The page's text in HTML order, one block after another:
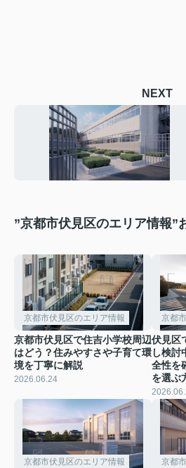
NEXT
”京都市伏見区のエリア情報”
京都市伏見区のエリア情報
京都市伏見区で住吉小学校周辺
はどう？住みやすさや子育て環
境を丁寧に解説
2026.06.24
京都
伏見区
し検討
全性を
を選ぶ
京都市伏見区のエリア情報 京都